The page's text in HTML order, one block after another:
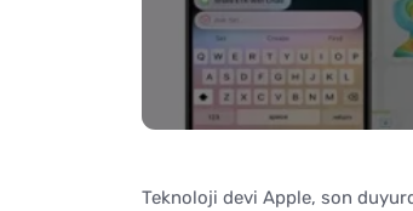
Teknoloji devi Apple, son